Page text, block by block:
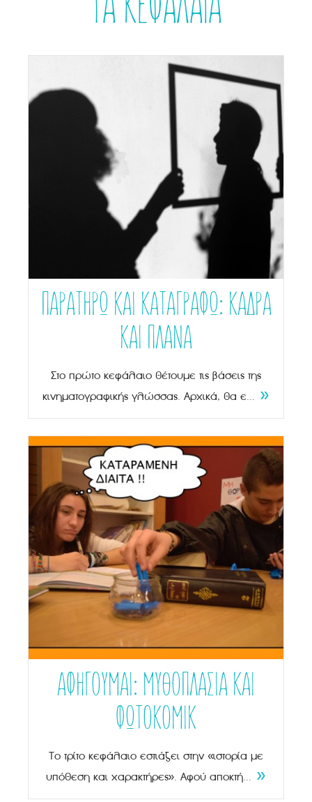
ΤΑ ΚΕΦΑΛΑΙΑ
ΠΑΡΑΤΗΡΩ ΚΑΙ ΚΑΤΑΓΡΑΦΩ: ΚΑΔΡΑ
ΚΑΙ ΠΛΑΝΑ
Στο πρώτο κεφάλαιο θέτουμε τις βάσεις της
κινηματογραφικής γλώσσας. Αρχικά, θα ε... »
ΑΦΗΓΟΎΜΑΙ: ΜΥΘΟΠΛΑΣΙΑ ΚΑΙ
ΦΩΤΟΚΟΜΙΚ
Το τρίτο κεφάλαιο εστιάζει στην «ιστορία με
υπόθεση και χαρακτήρες». Αφού αποκτή... »